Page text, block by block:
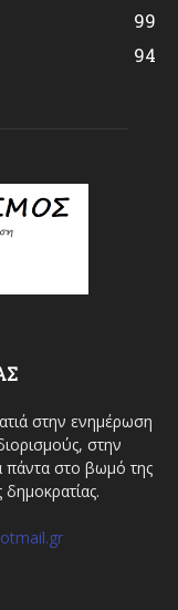
99
94
στην ενημέρωση
στην
πάντα στο βωμό της
δημοκρατίας.